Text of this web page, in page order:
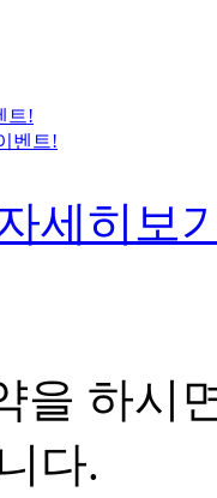
트!
벤트!
세히보
을 하시
다.